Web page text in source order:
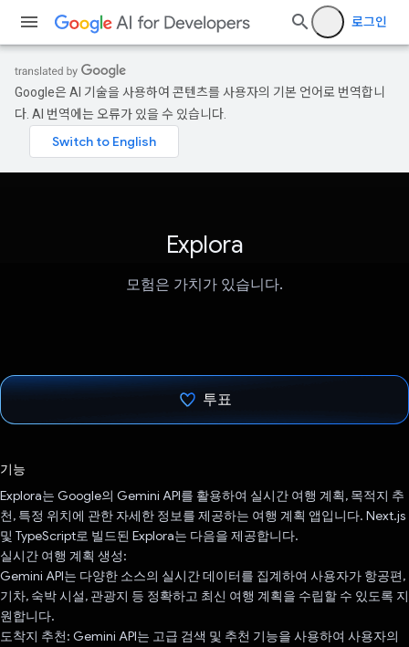
로그인
Google은 AI 기술을 사용하여 콘텐츠를 사용자의 기본 언어로 번역합니
다. AI 번역에는 오류가 있을 수 있습니다.
Explora
모험은 가치가 있습니다.
투표
기능
Explora는 Google의 Gemini API를 활용하여 실시간 여행 계획, 목적지 추
천, 특정 위치에 관한 자세한 정보를 제공하는 여행 계획 앱입니다. Next.js
및 TypeScript로 빌드된 Explora는 다음을 제공합니다.
실시간 여행 계획 생성:
Gemini API는 다양한 소스의 실시간 데이터를 집계하여 사용자가 항공편,
기차, 숙박 시설, 관광지 등 정확하고 최신 여행 계획을 수립할 수 있도록 지
원합니다.
도착지 추천: Gemini API는 고급 검색 및 추천 기능을 사용하여 사용자의